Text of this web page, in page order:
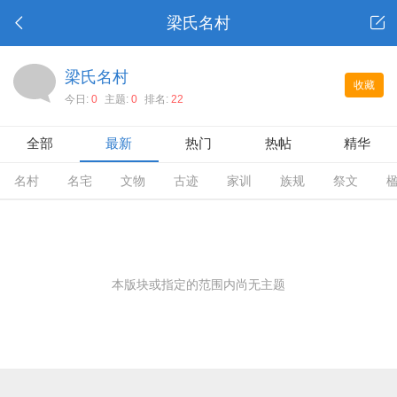
梁氏名村
收藏
梁氏名村
今日: 0 主题: 0 排名: 22
全部 最新 热门 热帖 精华
名村 名宅 文物 古迹 家训 族规 祭文
本版块或指定的范围内尚无主题